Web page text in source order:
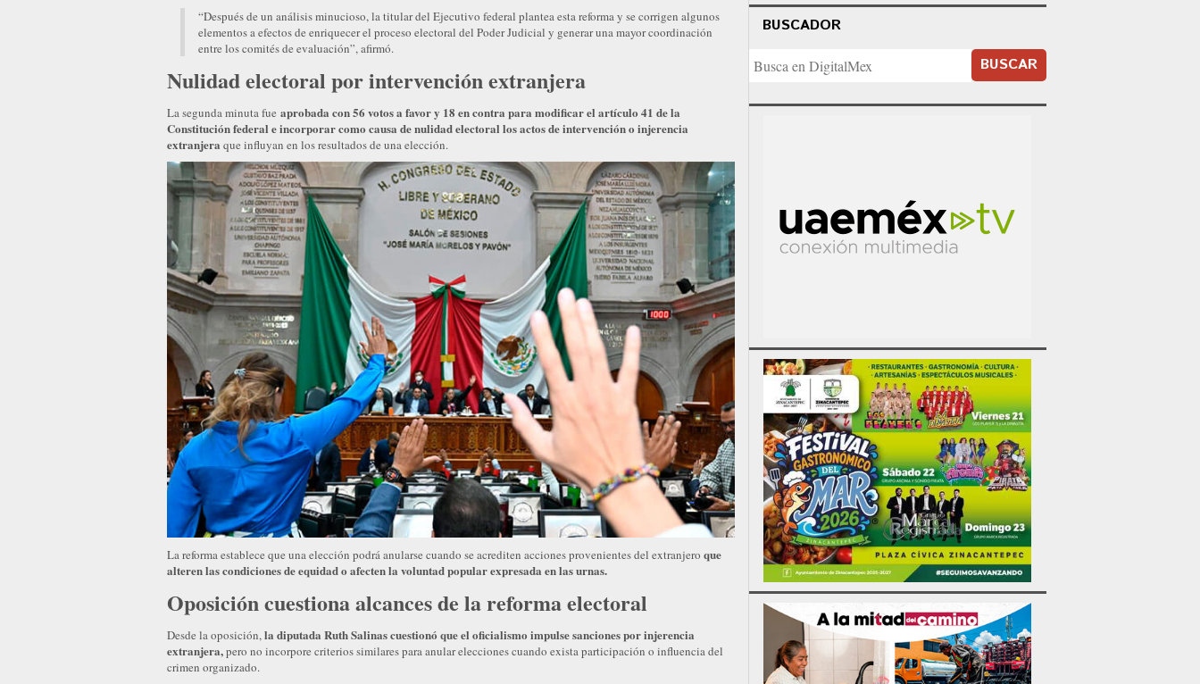
“Después de un análisis minucioso, la titular del Ejecutivo federal plantea esta reforma y se corrigen algunos
elementos a efectos de enriquecer el proceso electoral del Poder Judicial y generar una mayor coordinación
entre los comités de evaluación”, afirmó.
Nulidad electoral por intervención extranjera
La segunda minuta fue aprobada con 56 votos a favor y 18 en contra para modificar el artículo 41 de la
Constitución federal e incorporar como causa de nulidad electoral los actos de intervención o injerencia
extranjera que influyan en los resultados de una elección.
La reforma establece que una elección podrá anularse cuando se acrediten acciones provenientes del extranjero que
alteren las condiciones de equidad o afecten la voluntad popular expresada en las urnas.
Oposición cuestiona alcances de la reforma electoral
Desde la oposición,la diputada Ruth Salinas cuestionó que el oficialismo impulse sanciones por injerencia
extranjera,pero no incorpore criterios similares para anular elecciones cuando exista participación o influencia del
crimen organizado.
BUSCADOR
BUSCAR